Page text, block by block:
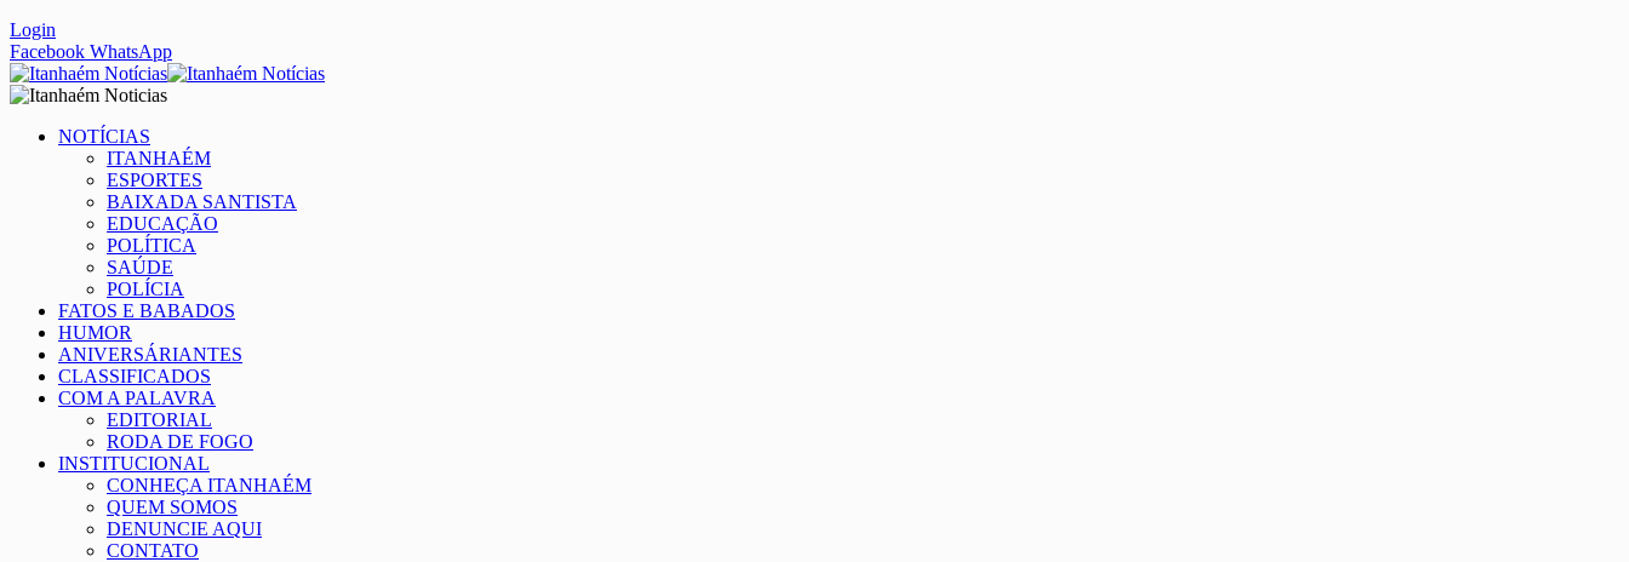
Login
Facebook WhatsApp
NOTÍCIAS
ITANHAÉM
ESPORTES
BAIXADA SANTISTA
EDUCAÇÃO
POLÍTICA
SAÚDE
POLÍCIA
FATOS E BABADOS
HUMOR
ANIVERSÁRIANTES
CLASSIFICADOS
COM A PALAVRA
EDITORIAL
RODA DE FOGO
INSTITUCIONAL
CONHEÇA ITANHAÉM
QUEM SOMOS
DENUNCIE AQUI
CONTATO